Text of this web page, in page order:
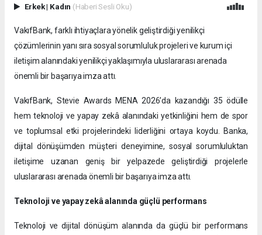
Erkek| Kadın (Haberi Sesli Oku)
VakıfBank, farklı ihtiyaçlara yönelik geliştirdiği yenilikçi
çözümlerinin yanı sıra sosyal sorumluluk projeleri ve kurum içi
iletişim alanındaki yenilikçi yaklaşımıyla uluslararası arenada
önemli bir başarıya imza attı.
VakıfBank, Stevie Awards MENA 2026’da kazandığı 35 ödülle
hem teknoloji ve yapay zekâ alanındaki yetkinliğini hem de spor
ve toplumsal etki projelerindeki liderliğini ortaya koydu. Banka,
dijital dönüşümden müşteri deneyimine, sosyal sorumluluktan
iletişime uzanan geniş bir yelpazede geliştirdiği projelerle
uluslararası arenada önemli bir başarıya imza attı.
Teknoloji ve yapay zekâ alanında güçlü performans
Teknoloji ve dijital dönüşüm alanında da güçlü bir performans